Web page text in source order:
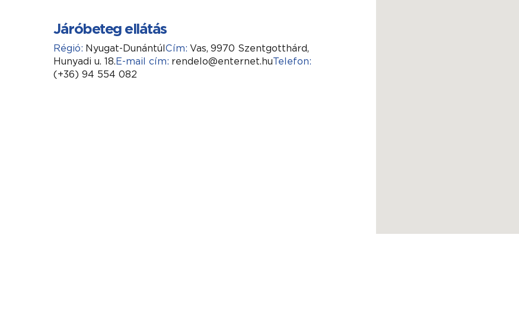
Járóbeteg ellátás
Régió: Nyugat-DunántúlCím: Vas, 9970 Szentgotthárd,
Hunyadi u. 18.E-mail cím: rendelo@enternet.huTelefon:
(+36) 94 554 082